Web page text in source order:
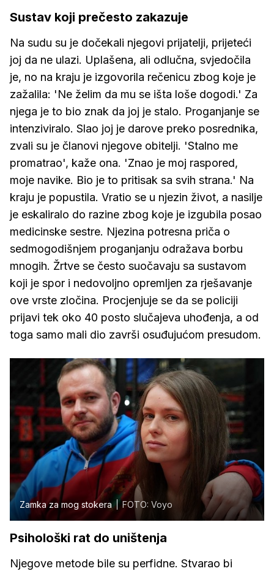
Sustav koji prečesto zakazuje
Na sudu su je dočekali njegovi prijatelji, prijeteći
joj da ne ulazi. Uplašena, ali odlučna, svjedočila
je, no na kraju je izgovorila rečenicu zbog koje je
zažalila: 'Ne želim da mu se išta loše dogodi.' Za
njega je to bio znak da joj je stalo. Proganjanje se
intenziviralo. Slao joj je darove preko posrednika,
zvali su je članovi njegove obitelji. 'Stalno me
promatrao', kaže ona. 'Znao je moj raspored,
moje navike. Bio je to pritisak sa svih strana.' Na
kraju je popustila. Vratio se u njezin život, a nasilje
je eskaliralo do razine zbog koje je izgubila posao
medicinske sestre. Njezina potresna priča o
sedmogodišnjem proganjanju odražava borbu
mnogih. Žrtve se često suočavaju sa sustavom
koji je spor i nedovoljno opremljen za rješavanje
ove vrste zločina. Procjenjuje se da se policiji
prijavi tek oko 40 posto slučajeva uhođenja, a od
toga samo mali dio završi osuđujućom presudom.
Zamka za mog stokera FOTO: Voyo
Psihološki rat do uništenja
Njegove metode bile su perfidne. Stvarao bi